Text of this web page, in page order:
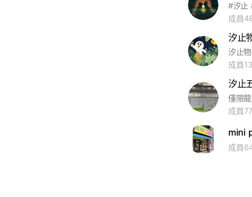
#汐止
成員
汐止
成員
汐止
僅限
成員77
mini
成員